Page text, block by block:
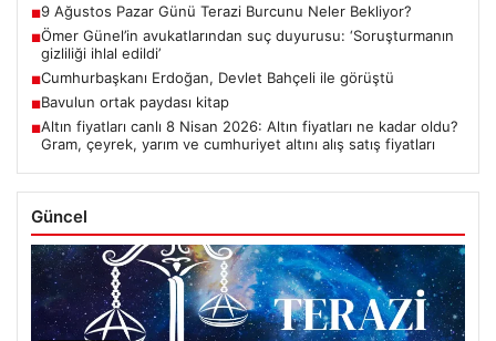
■9 Ağustos Pazar Günü Terazi Burcunu Neler Bekliyor?
■Ömer Günel’in avukatlarından suç duyurusu: ‘Soruşturmanın
gizliliği ihlal edildi’
■Cumhurbaşkanı Erdoğan, Devlet Bahçeli ile görüştü
■Bavulun ortak paydası kitap
■Altın fiyatları canlı 8 Nisan 2026: Altın fiyatları ne kadar oldu?
Gram, çeyrek, yarım ve cumhuriyet altını alış satış fiyatları
Güncel